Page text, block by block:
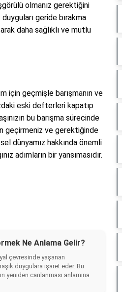
olmanız gerektiğini
geride bırakma
daha sağlıklı ve mutlu
için geçmişle barışmanın ve
eski defterleri kapatıp
bu barışma sürecinde
geçirmeniz ve gerektiğinde
dünyamız hakkında önemli
adımların bir yansımasıdır.
Ne Anlama Gelir?
çevresinde yaşanan
duygulara işaret eder. Bu
yeniden canlanması anlamına